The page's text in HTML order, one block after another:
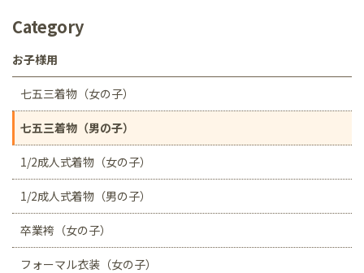
Category
お子様用
七五三着物（女の子）
七五三着物（男の子）
1/2成人式着物（女の子）
1/2成人式着物（男の子）
卒業袴（女の子）
フォーマル衣装（女の子）